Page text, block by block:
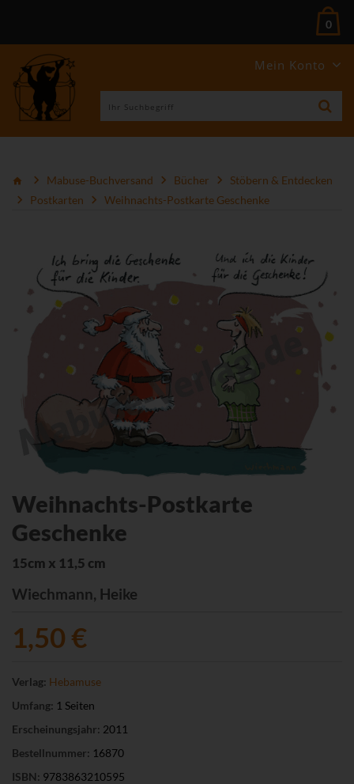
Mein Konto
0
Mabuse-Buchversand Bücher
Stöbern & Entdecken
Postkarten
Weihnachts-Postkarte Geschenke
Weihnachts-Postkarte
Geschenke
15cm x 11,5 cm
Wiechmann, Heike
1,50 €
Verlag: Hebamuse
Umfang: 1 Seiten
Erscheinungsjahr: 2011
Bestellnummer: 16870
ISBN: 9783863210595